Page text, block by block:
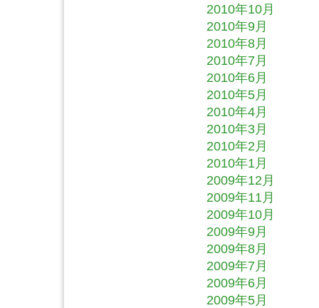
2010年10月
2010年9月
2010年8月
2010年7月
2010年6月
2010年5月
2010年4月
2010年3月
2010年2月
2010年1月
2009年12月
2009年11月
2009年10月
2009年9月
2009年8月
2009年7月
2009年6月
2009年5月